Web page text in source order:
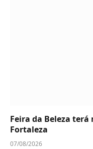
Feira da Beleza terá
Fortaleza
07/08/2026